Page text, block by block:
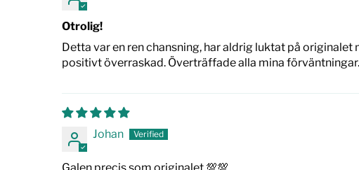
Otrolig!
Detta var en ren chansning, har aldrig luktat på
positivt överraskad. Överträffade alla mina
Johan